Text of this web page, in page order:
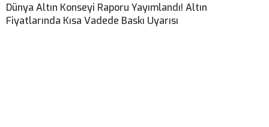
Dünya Altın Konseyi Raporu Yayımlandı! Altın
Fiyatlarında Kısa Vadede Baskı Uyarısı